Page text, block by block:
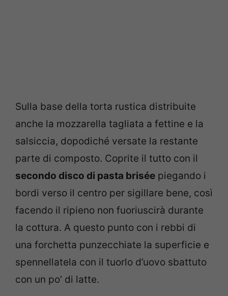
Sulla base della torta rustica distribuite
anche la mozzarella tagliata a fettine e la
salsiccia, dopodiché versate la restante
parte di composto. Coprite il tutto con il
secondo disco di pasta brisée piegando i
bordi verso il centro per sigillare bene, così
facendo il ripieno non fuoriuscirà durante
la cottura. A questo punto con i rebbi di
una forchetta punzecchiate la superficie e
spennellatela con il tuorlo d’uovo sbattuto
con un po’ di latte.